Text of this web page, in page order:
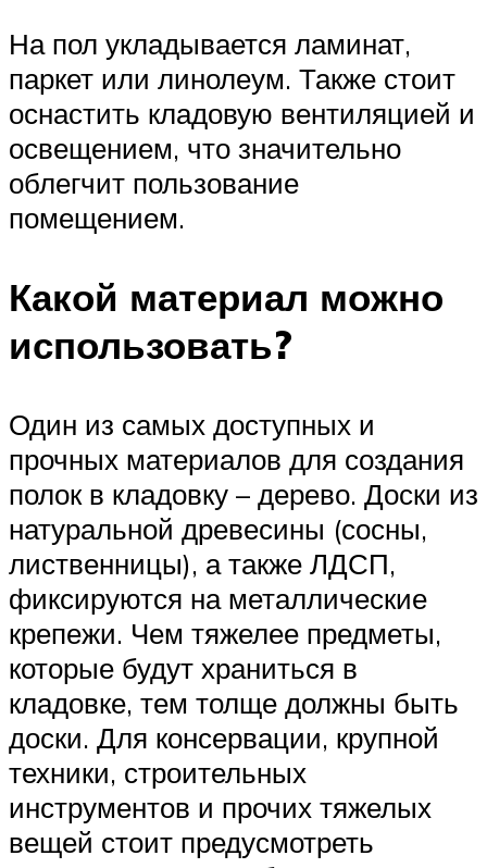
На пол укладывается ламинат,
паркет или линолеум. Также стоит
оснастить кладовую вентиляцией и
освещением, что значительно
облегчит пользование
помещением.
Какой материал можно
использовать?
Один из самых доступных и
прочных материалов для создания
полок в кладовку – дерево. Доски из
натуральной древесины (сосны,
лиственницы), а также ЛДСП,
фиксируются на металлические
крепежи. Чем тяжелее предметы,
которые будут храниться в
кладовке, тем толще должны быть
доски. Для консервации, крупной
техники, строительных
инструментов и прочих тяжелых
вещей стоит предусмотреть